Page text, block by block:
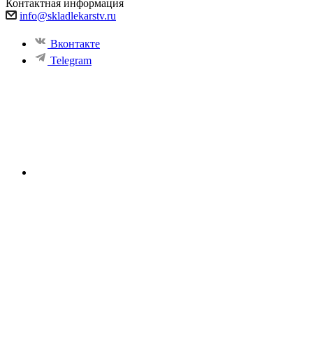
Контактная информация
info@skladlekarstv.ru
Вконтакте
Telegram